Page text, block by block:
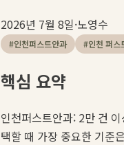
2026년 7월 8일·노영수
#인천퍼스트안과 #인천 퍼스
핵심 요약
인천퍼스트안과: 2만 건
택할 때 가장 중요한 기준